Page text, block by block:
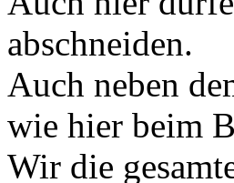
abschneiden.
Auch neben
wie hier beim
Wir die